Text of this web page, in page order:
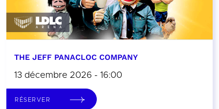
THE JEFF PANACLOC COMPANY
13 décembre 2026 - 16:00
RÉSERVER